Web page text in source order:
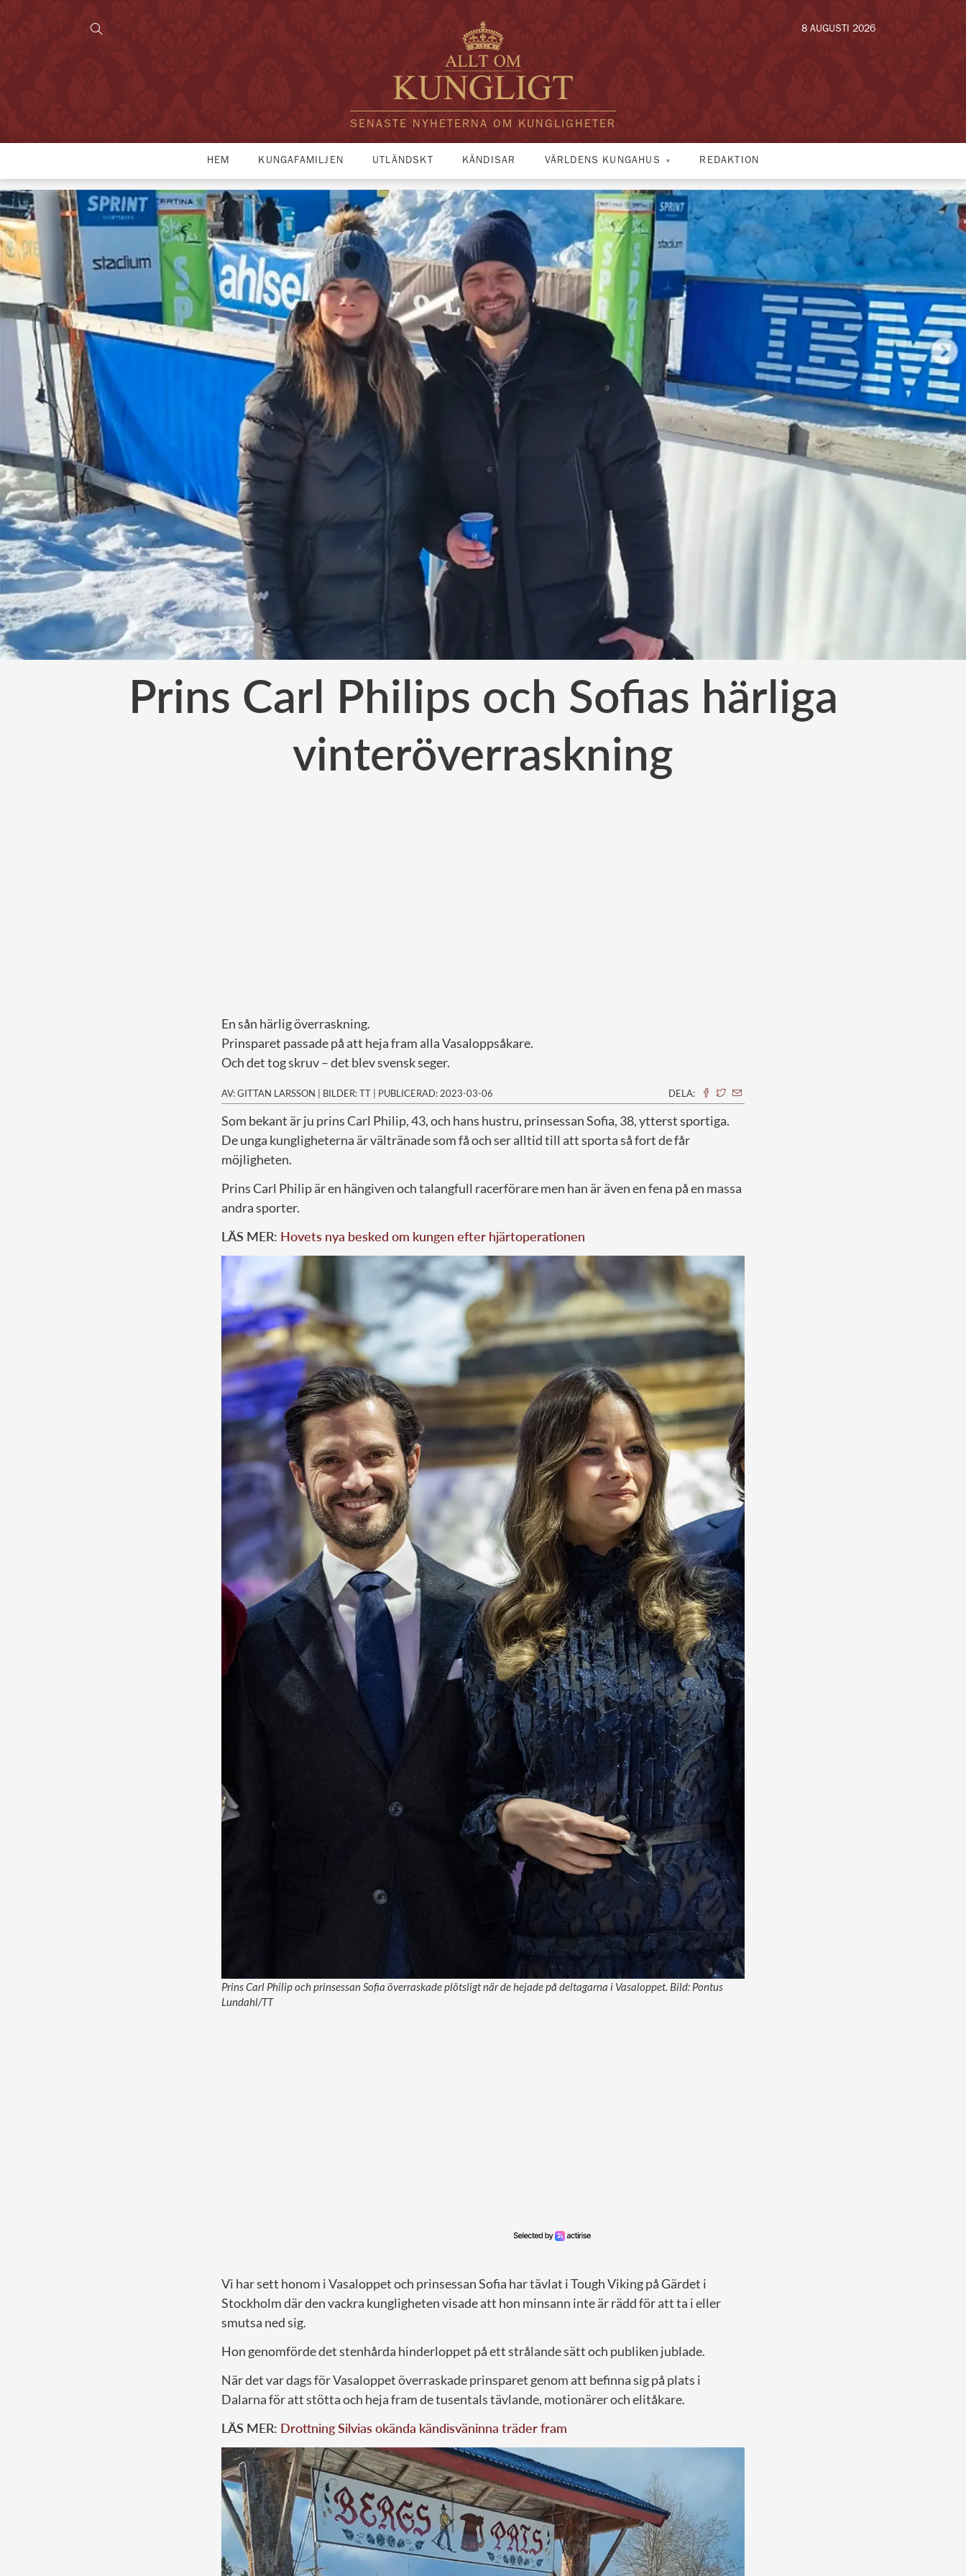
SENASTE NYHETERNA OM KUNGLIGHETER
8 AUGUSTI 2026
HEM KUNGAFAMILJEN UTLÄNDSKT KÄNDISAR VÄRLDENS KUNGAHUS REDAKTION
Prins Carl Philips och Sofias härliga
vinteröverraskning
En sån härlig överraskning.
Prinsparet passade på att heja fram alla Vasaloppsåkare.
Och det tog skruv – det blev svensk seger.
AV: GITTAN LARSSON | BILDER: TT | PUBLICERAD: 2023-03-06 DELA:
Som bekant är ju prins Carl Philip, 43, och hans hustru, prinsessan Sofia, 38, ytterst sportiga.
De unga kungligheterna är vältränade som få och ser alltid till att sporta så fort de får
möjligheten.
Prins Carl Philip är en hängiven och talangfull racerförare men han är även en fena på en massa
andra sporter.
LÄS MER: Hovets nya besked om kungen efter hjärtoperationen
Prins Carl Philip och prinsessan Sofia överraskade plötsligt när de hejade på deltagarna i Vasaloppet. Bild: Pontus
Lundahl/TT
Vi har sett honom i Vasaloppet och prinsessan Sofia har tävlat i Tough Viking på Gärdet i
Stockholm där den vackra kungligheten visade att hon minsann inte är rädd för att ta i eller
smutsa ned sig.
Hon genomförde det stenhårda hinderloppet på ett strålande sätt och publiken jublade.
När det var dags för Vasaloppet överraskade prinsparet genom att befinna sig på plats i
Dalarna för att stötta och heja fram de tusentals tävlande, motionärer och elitåkare.
LÄS MER: Drottning Silvias okända kändisväninna träder fram